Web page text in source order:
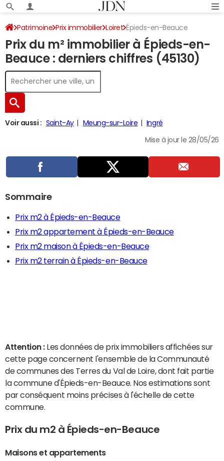
Patrimoine Prix immobilier Loiret Épieds-en-Beauce
Prix du m² immobilier à Épieds-en-
Beauce : derniers chiffres (45130)
Voir aussi : Saint-Ay Meung-sur-Loire Ingré
Mise à jour le 28/05/26
Sommaire
Prix m2 à Épieds-en-Beauce
Prix m2 appartement à Épieds-en-Beauce
Prix m2 maison à Épieds-en-Beauce
Prix m2 terrain à Épieds-en-Beauce
Attention : Les données de prix immobiliers affichées sur
cette page concernent l'ensemble de la Communauté
de communes des Terres du Val de Loire, dont fait partie
la commune d'Épieds-en-Beauce. Nos estimations sont
par conséquent moins précises à l'échelle de cette
commune.
Prix du m2 à Épieds-en-Beauce
Maisons et appartements